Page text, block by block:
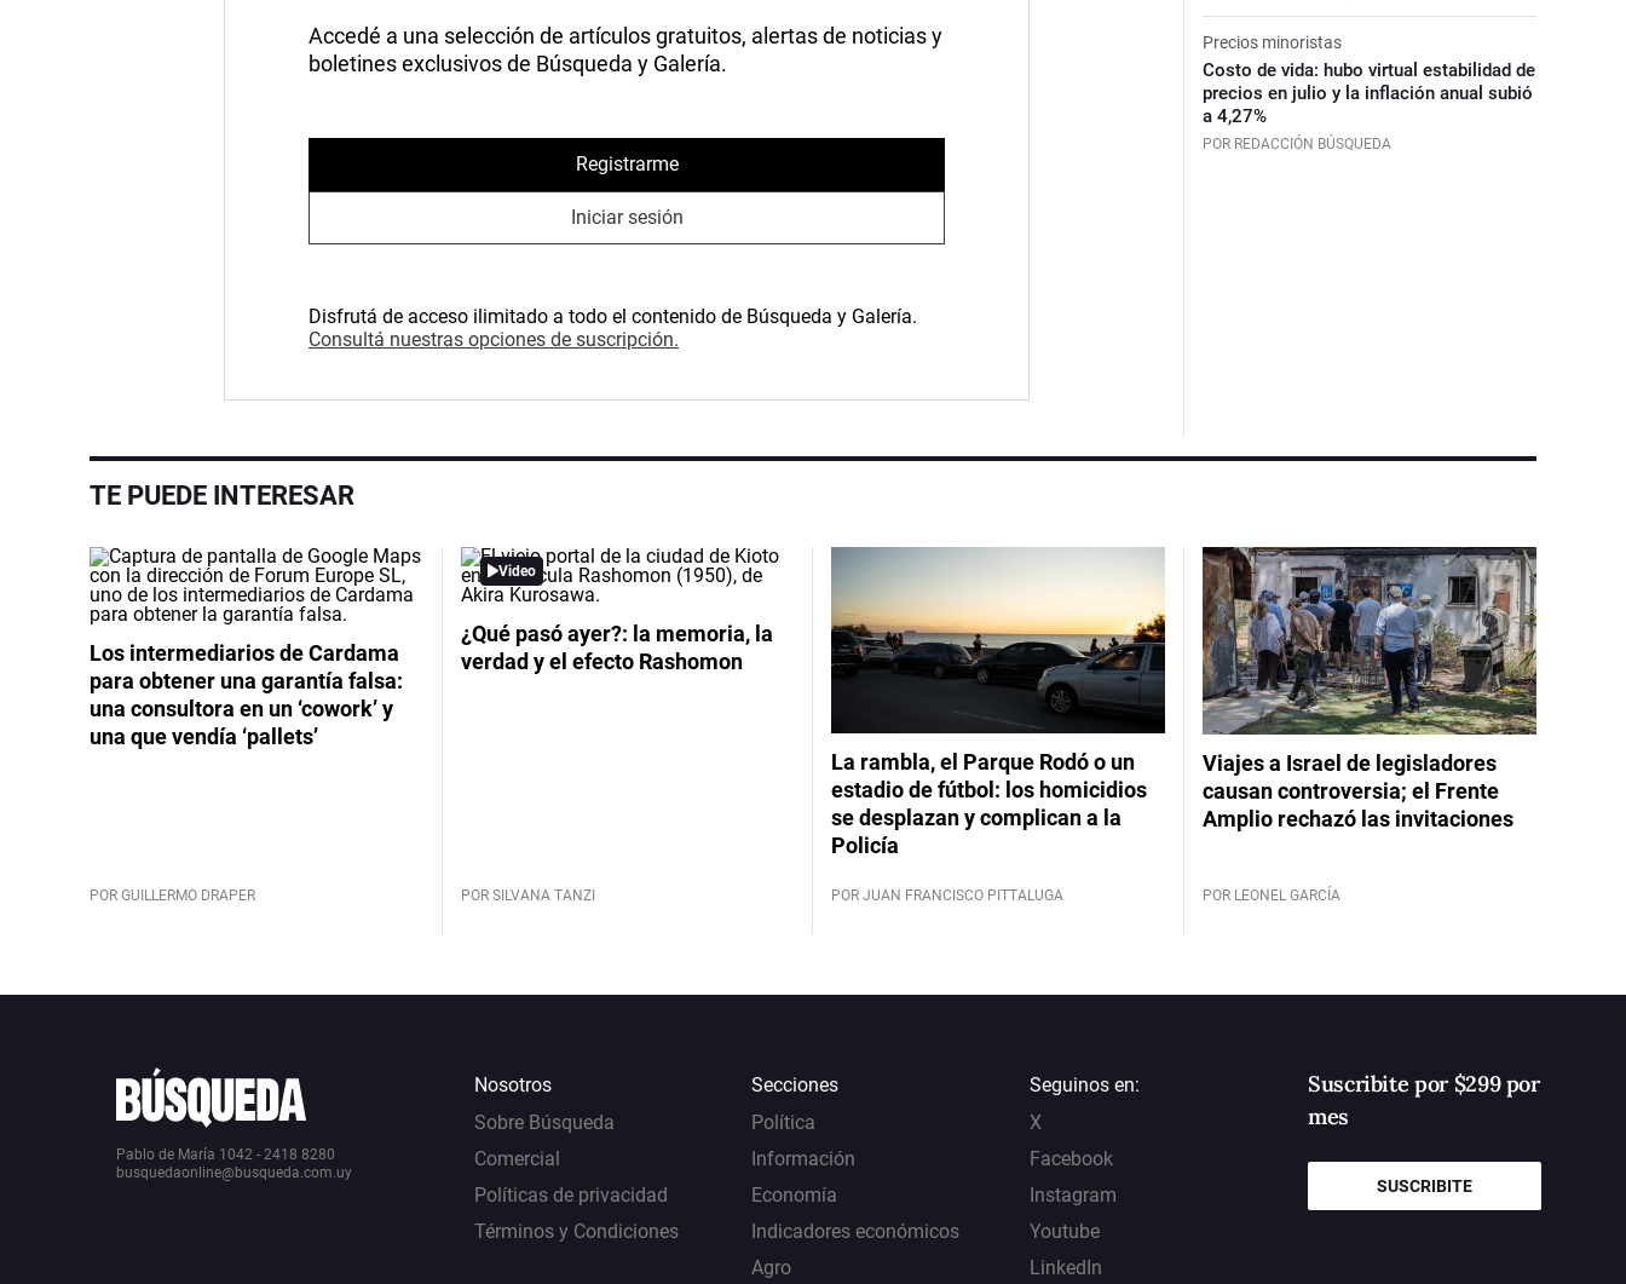
Accedé a una selección de artículos gratuitos, alertas de noticias y
boletines exclusivos de Búsqueda y Galería.
Registrarme
Iniciar sesión
Disfrutá de acceso ilimitado a todo el contenido de Búsqueda y Galería.
Consultá nuestras opciones de suscripción.
Precios minoristas
Costo de vida: hubo virtual estabilidad de
precios en julio y la inflación anual subió
a 4,27%
POR REDACCIÓN BÚSQUEDA
TE PUEDE INTERESAR
Los intermediarios de Cardama
para obtener una garantía falsa:
una consultora en un ‘cowork’ y
una que vendía ‘pallets’
POR GUILLERMO DRAPER
Video
¿Qué pasó ayer?: la memoria, la
verdad y el efecto Rashomon
POR SILVANA TANZI
La rambla, el Parque Rodó o un
estadio de fútbol: los homicidios
se desplazan y complican a la
Policía
POR JUAN FRANCISCO PITTALUGA
Viajes a Israel de legisladores
causan controversia; el Frente
Amplio rechazó las invitaciones
POR LEONEL GARCÍA
Pablo de María 1042 - 2418 8280
busquedaonline@busqueda.com.uy
Nosotros
Sobre Búsqueda
Comercial
Políticas de privacidad
Términos y Condiciones
Secciones
Política
Información
Economía
Indicadores económicos
Agro
Seguinos en:
X
Facebook
Instagram
Youtube
LinkedIn
Suscribite por $299 por
mes
SUSCRIBITE